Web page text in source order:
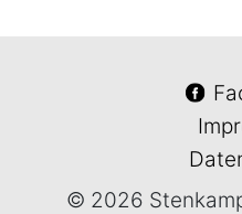
© 2026